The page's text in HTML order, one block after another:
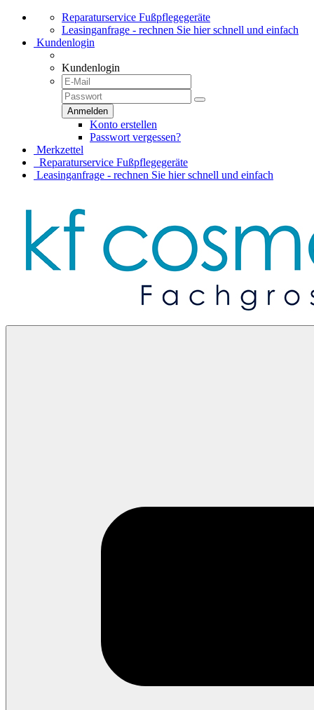
Reparaturservice Fußpflegegeräte
Leasinganfrage - rechnen Sie hier schnell und einfach
Kundenlogin
Kundenlogin
Konto erstellen
Passwort vergessen?
Merkzettel
Reparaturservice Fußpflegegeräte
Leasinganfrage - rechnen Sie hier schnell und einfach